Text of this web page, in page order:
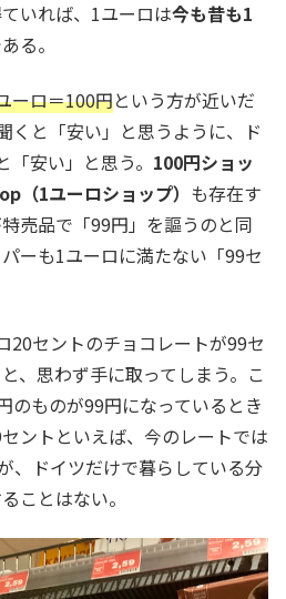
いれば、1ユーロは今も昔も1
る。
ーロ＝100円という方が近いだ
くと「安い」と思うように、ド
安い」と思う。 100円ショッ
（1ユーロショップ） も存在す
売品で「99円」を謳うのと同
ーも1ユーロに満たない「99セ
20セントのチョコレートが99セ
、思わず手に取ってしまう。こ
のものが99円になっているとき
ントといえば、今のレートでは
、ドイツだけで暮らしている分
ことはない。